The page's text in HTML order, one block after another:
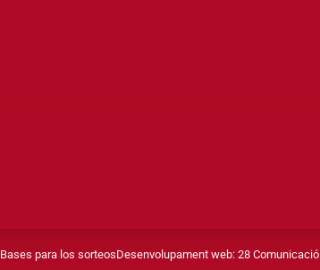
Bases para los sorteosDesenvolupament web: 28 Comunicació